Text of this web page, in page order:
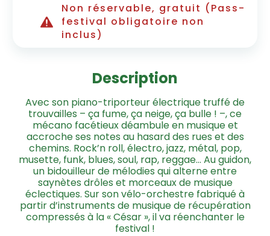
Non réservable, gratuit (Pass-
festival obligatoire non
inclus)
Description
Avec son piano-triporteur électrique truffé de
trouvailles – ça fume, ça neige, ça bulle ! –, ce
mécano facétieux déambule en musique et
accroche ses notes au hasard des rues et des
chemins. Rock’n roll, électro, jazz, métal, pop,
musette, funk, blues, soul, rap, reggae… Au guidon,
un bidouilleur de mélodies qui alterne entre
saynètes drôles et morceaux de musique
éclectiques. Sur son vélo-orchestre fabriqué à
partir d’instruments de musique de récupération
compressés à la « César », il va réenchanter le
festival !